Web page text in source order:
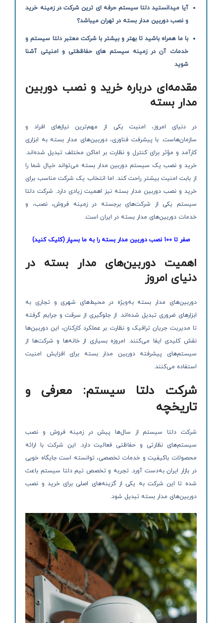
آیا میدانستید دلتا سیستم حرفه ای ترین شرکت در زمینه خرید
و نصب دوربین مدار بسته در تهران میباشد؟
با ما همراه باشید تا بهتر و بیشتر با شرکت معتبر دلتا سیستم و
خدمات آن در زمینه سیستم های حفاظطتی و امنیتی آشنا
شوید
مقدمه‌ای درباره خرید و نصب دوربین
مدار بسته
در دنیای امروز، امنیت یکی از مهم‌ترین نیازهای افراد و
سازمان‌هاست. با پیشرفت فناوری، دوربین‌های مدار بسته به ابزاری
کارآمد و مؤثر برای کنترل و نظارت بر اماکن مختلف تبدیل شده‌اند.
خرید و نصب یک سیستم دوربین مدار بسته می‌تواند خیال شما را
از بابت امنیت بیشتر راحت کند. اما انتخاب یک شرکت مناسب برای
خرید و نصب دوربین مدار بسته نیز اهمیت زیادی دارد. شرکت دلتا
سیستم یکی از شرکت‌های برجسته در زمینه فروش، نصب، و
خدمات دوربین‌های مدار بسته در ایران است.
صفر تا 100 نصب دوربین مدار بسته را به ما بسپار (کلیک کنید)
اهمیت دوربین‌های مدار بسته در
دنیای امروز
دوربین‌های مدار بسته به‌ویژه در محیط‌های شهری و تجاری به
ابزارهای ضروری تبدیل شده‌اند. از جلوگیری از سرقت و جرایم گرفته
تا مدیریت جریان ترافیک و نظارت بر عملکرد کارکنان، این دوربین‌ها
نقش کلیدی ایفا می‌کنند. امروزه بسیاری از خانه‌ها و شرکت‌ها از
سیستم‌های پیشرفته دوربین مدار بسته برای افزایش امنیت
استفاده می‌کنند.
شرکت دلتا سیستم: معرفی و
تاریخچه
شرکت دلتا سیستم از سال‌ها پیش در زمینه فروش و نصب
سیستم‌های نظارتی و حفاظتی فعالیت دارد. این شرکت با ارائه
محصولات باکیفیت و خدمات تخصصی، توانسته است جایگاه خوبی
در بازار ایران به‌دست آورد. تجربه و تخصص تیم دلتا سیستم باعث
شده تا این شرکت به یکی از گزینه‌های اصلی برای خرید و نصب
دوربین‌های مدار بسته تبدیل شود.